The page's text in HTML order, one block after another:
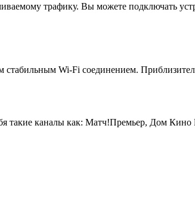
трафику. Вы можете подключать
Wi-Fi соединением.
такие каналы как: Матч!Премьер, Дом